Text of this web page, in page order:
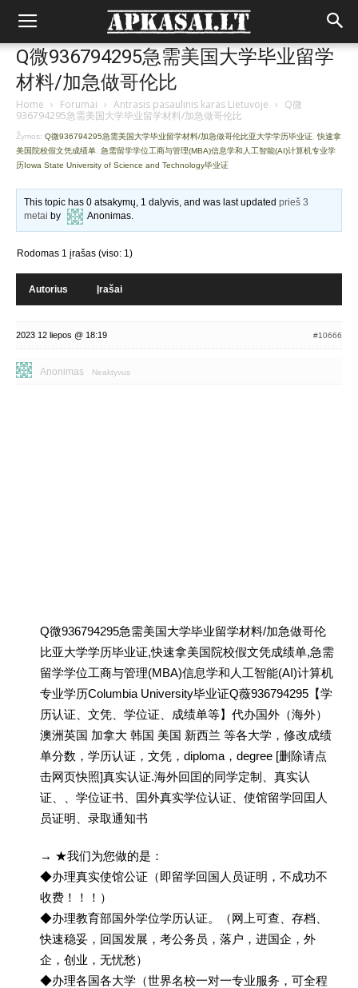
Q微936794295急需美国大学毕业留学
材料/加急做哥伦比
Home › Forumai › Antrasis pasaulinis karas Lietuvoje › Q微
936794295急需美国大学毕业留学材料/加急做哥伦比
Žymos: Q微936794295急需美国大学毕业留学材料/加急做哥伦比亚大学学历毕业证 快速拿
美国院校假文凭成绩单 急需留学学位工商与管理(MBA)信息学和人工智能(AI)计算机专业学
历Iowa State University of Science and Technology毕业证
This topic has 0 atsakymų, 1 dalyvis, and was last updatedprieš 3
metai by Anonimas.
Rodomas 1 įrašas (viso: 1)
Autorius Įrašai
2023 12 liepos @ 18:19 #10666
Anonimas Neaktyvus
Q微936794295急需美国大学毕业留学材料/加急做哥伦
比亚大学学历毕业证,快速拿美国院校假文凭成绩单,急需
留学学位工商与管理(MBA)信息学和人工智能(AI)计算机
专业学历Columbia University毕业证Q薇936794295【学
历认证、文凭、学位证、成绩单等】代办国外（海外）
澳洲英国 加拿大 韩国 美国 新西兰 等各大学，修改成绩
单分数，学历认证，文凭，diploma，degree [删除请点
击网页快照]真实认证.海外回囯的同学定制、真实认
证、、学位证书、囯外真实学位认证、使馆留学回囯人
员证明、录取通知书
→ ★我们为您做的是：
◆办理真实使馆公证（即留学回国人员证明，不成功不
收费！！！）
◆办理教育部国外学位学历认证。（网上可查、存档、
快速稳妥，回国发展，考公务员，落户，进国企，外
企，创业，无忧愁）
◆办理各国各大学（世界名校一对一专业服务，可全程